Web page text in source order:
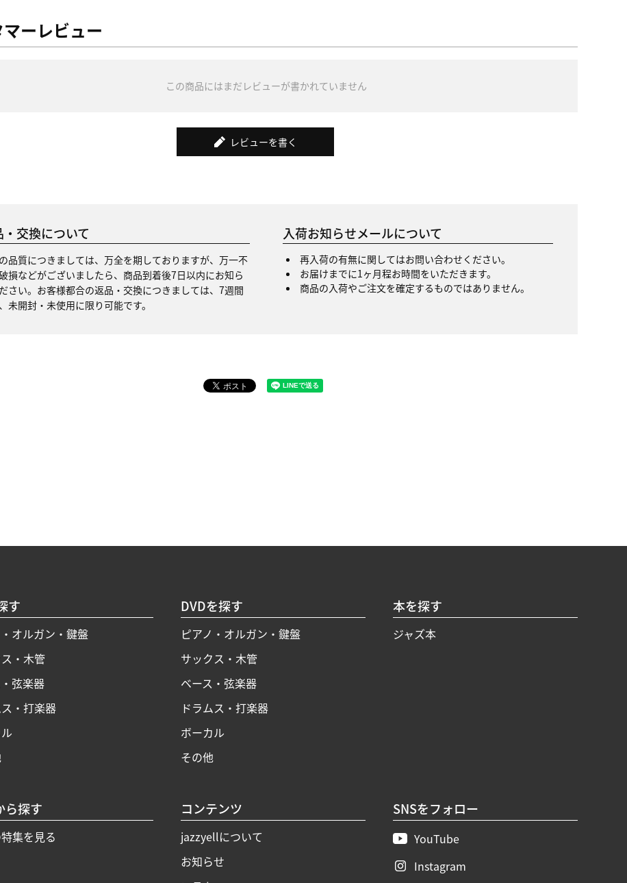
ーレビュー
この商品にはまだレビューが書かれていません
レビューを書く
・交換について
品質につきましては、万全を期しておりますが、万一不
損などがございましたら、商品到着後7日以内にお知ら
さい。お客様都合の返品・交換につきましては、7週間
未開封・未使用に限り可能です。
入荷お知らせメールについて
再入荷の有無に関してはお問い合わせください。
お届けまでに1ヶ月程お時間をいただきます。
商品の入荷やご注文を確定するものではありません。
す
オルガン・鍵盤
・木管
弦楽器
・打楽器
DVDを探す
ピアノ・オルガン・鍵盤
サックス・木管
ベース・弦楽器
ドラムス・打楽器
ボーカル
その他
本を探す
ジャズ本
ら探す
集を見る
コンテンツ
jazzyellについて
お知らせ
SNSをフォロー
YouTube
Instagram